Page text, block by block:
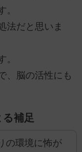
。
法だと思いま
。
、脳の活性にも
補足
の環境に怖が